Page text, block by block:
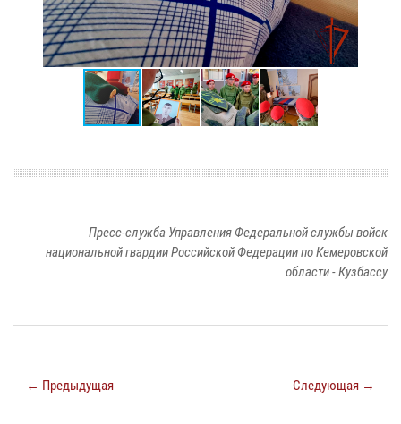
Пресс-служба Управления Федеральной службы войск
национальной гвардии Российской Федерации по Кемеровской
области - Кузбассу
← Предыдущая Следующая →